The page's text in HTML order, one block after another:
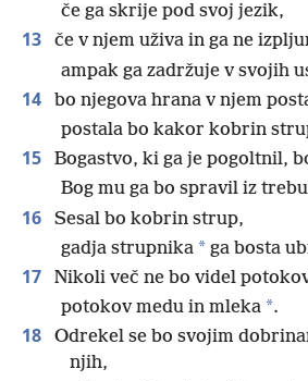
če ga skrije pod svoj jezik,
13
če v njem uživa in ga ne
ampak ga zadržuje v svojih
14
bo njegova hrana v njem
postala bo kakor kobrin
15
Bogastvo, ki ga je pogoltnil,
Bog mu ga bo spravil iz
16
Sesal bo kobrin strup,
gadja strupnika * ga bosta
17
Nikoli več ne bo videl
potokov medu in mleka *.
18
Odrekel se bo svojim
njih,